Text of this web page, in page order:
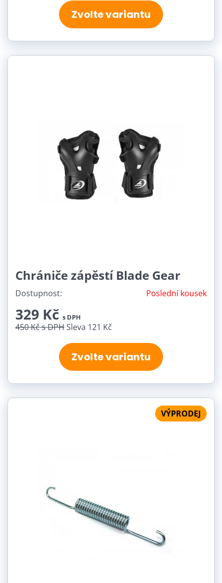
Zvolte variantu
Chrániče zápěstí Blade Gear
Dostupnost: Poslední kousek
329 Kč s DPH
450 Kčs DPHSleva 121 Kč
Zvolte variantu
VÝPRODEJ